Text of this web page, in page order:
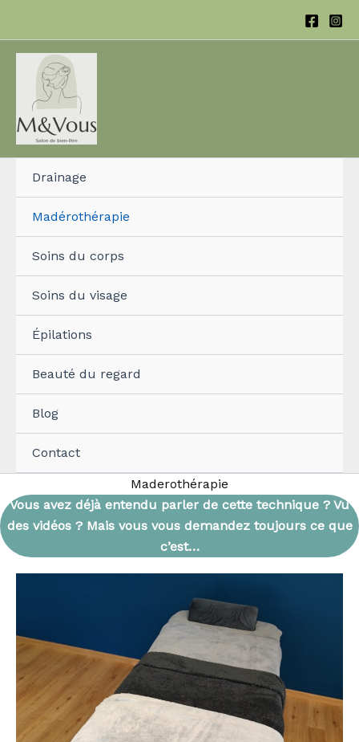
contenu
Drainage
Madérothérapie
Soins du corps
Soins du visage
Épilations
Beauté du regard
Blog
Contact
Maderothérapie
Vous avez déjà entendu parler de cette technique ? Vu
des vidéos ? Mais vous vous demandez toujours ce que
c’est…